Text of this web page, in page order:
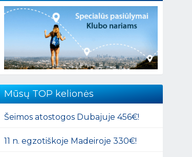
Mūsų TOP kelionės
Šeimos atostogos Dubajuje 456€!
11 n. egzotiškoje Madeiroje 330€!